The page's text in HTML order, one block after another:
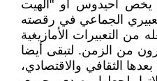
يخص أحيدوس أو "الهيت
الجماعي في رقصته
من التعبيرات الأمازيغية
من الزمن. لتبقى أيضا
الثقافي والاقتصادي،